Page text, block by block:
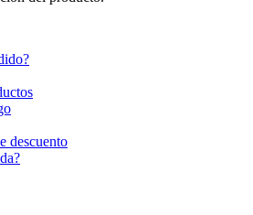
descuento